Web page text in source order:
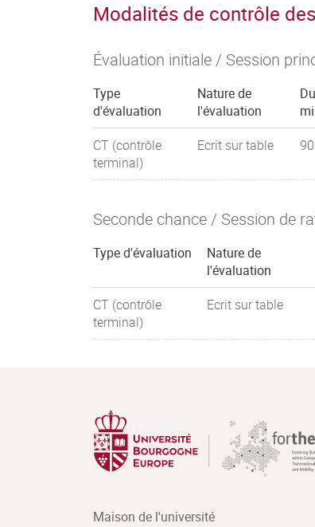
Modalités de contrôle
Évaluation initiale / Session
Type
d'évaluation
Nature de
l'évaluation
CT (contrôle
terminal)
Ecrit sur table 90
Seconde chance / Session de
Type d'évaluation
Nature de
l'évaluation
CT (contrôle
terminal)
Ecrit sur table
Maison de l'université